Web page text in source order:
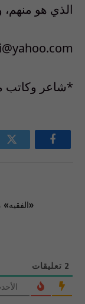
الذي هو منهم،
*شاعر وكاتب
فيسبوك
2 تعليقات